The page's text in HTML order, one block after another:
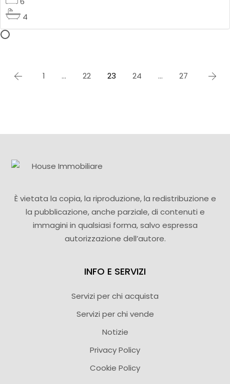
4
1 … 22 23 24 … 27
È vietata la copia, la riproduzione, la redistribuzione e
la pubblicazione, anche parziale, di contenuti e
immagini in qualsiasi forma, salvo espressa
autorizzazione dell’autore.
INFO E SERVIZI
Servizi per chi acquista
Servizi per chi vende
Notizie
Privacy Policy
Cookie Policy